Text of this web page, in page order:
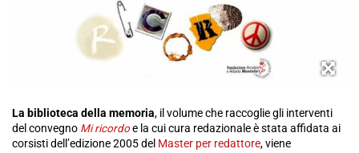
La biblioteca della memoria, il volume che raccoglie gli interventi
del convegno Mi ricordoe la cui cura redazionale è stata affidata ai
corsisti dell’edizione 2005 del Master per redattore, viene